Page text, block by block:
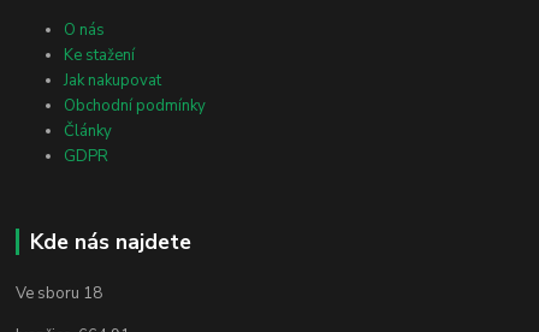
O nás
Ke stažení
Jak nakupovat
Obchodní podmínky
Články
GDPR
Kde nás najdete
Ve sboru 18